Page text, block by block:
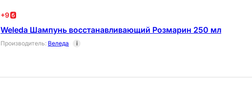
+9
Weleda Шампунь восстанавливающий Розмарин 250 мл
Производитель: Веледа i